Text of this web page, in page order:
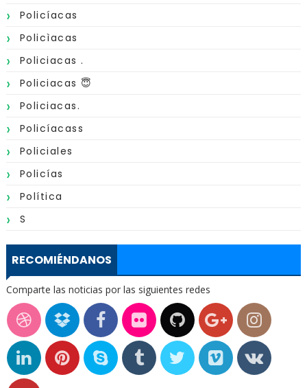
Policíacas
Policìacas
Policiacas .
Policiacas 😇
Policiacas.
Policíacass
Policiales
Policías
Política
S
RECOMIÉNDANOS
Comparte las noticias por las siguientes redes